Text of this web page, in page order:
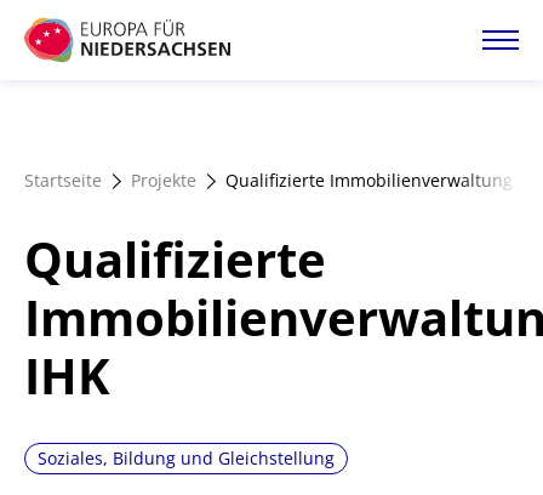
Direkt
zum
Förderangebote
Magazin
Startseite Projekte Qualifizierte Immobilienverwaltung
Qualifizierte
IHK
Soziales, Bildung und Gleichstellung